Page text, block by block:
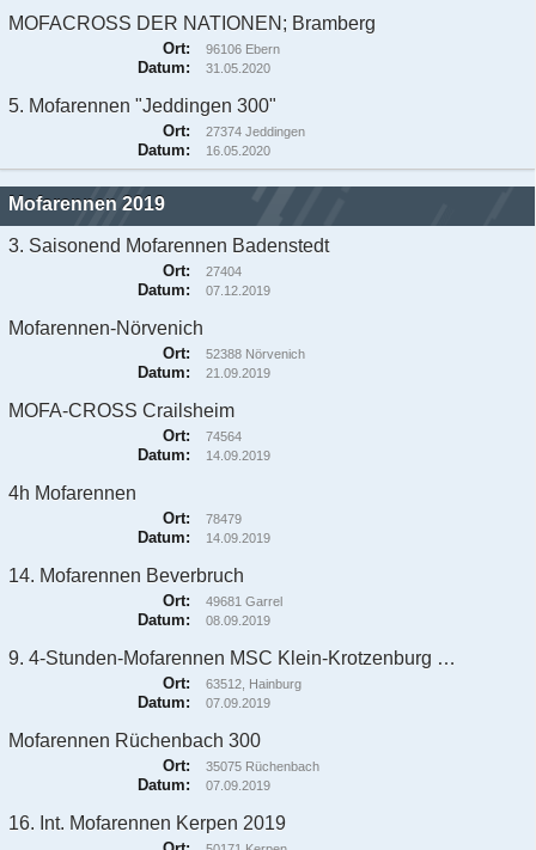
MOFACROSS DER NATIONEN; Bramberg
96106 Ebern
Ort:
31.05.2020
Datum:
5. Mofarennen "Jeddingen 300"
27374 Jeddingen
Ort:
16.05.2020
Datum:
Mofarennen 2019
3. Saisonend Mofarennen Badenstedt
27404
Ort:
07.12.2019
Datum:
Mofarennen-Nörvenich
52388 Nörvenich
Ort:
21.09.2019
Datum:
MOFA-CROSS Crailsheim
74564
Ort:
14.09.2019
Datum:
4h Mofarennen
78479
Ort:
14.09.2019
Datum:
14. Mofarennen Beverbruch
49681 Garrel
Ort:
08.09.2019
Datum:
9. 4-Stunden-Mofarennen MSC Klein-Krotzenburg e.V. im DMV
63512, Hainburg
Ort:
07.09.2019
Datum:
Mofarennen Rüchenbach 300
35075 Rüchenbach
Ort:
07.09.2019
Datum:
16. Int. Mofarennen Kerpen 2019